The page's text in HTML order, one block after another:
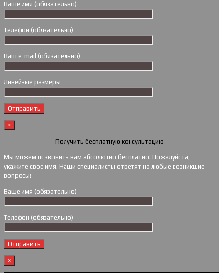
Ваше имя (обязательно)
Телефон (обязательно)
Ваш e-mail (обязательно)
Линейные размеры
×
Получить бесплатную консультацию
Мы можем позвонить вам абсолютно бесплатно! Пожалуйста,
укажите свое имя. Наши специалисты ответят на любые возникшие
вопросы!
Ваше имя (обязательно)
Телефон (обязательно)
×